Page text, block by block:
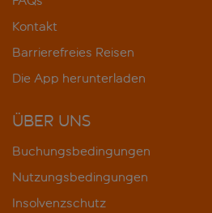
Kontakt
Barrierefreies Reisen
Die App herunterladen
ÜBER UNS
Buchungsbedingungen
Nutzungsbedingungen
Insolvenzschutz